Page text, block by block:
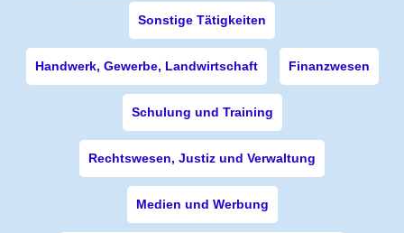
Sonstige Tätigkeiten
Handwerk, Gewerbe, Landwirtschaft Finanzwesen
Schulung und Training
Rechtswesen, Justiz und Verwaltung
Medien und Werbung